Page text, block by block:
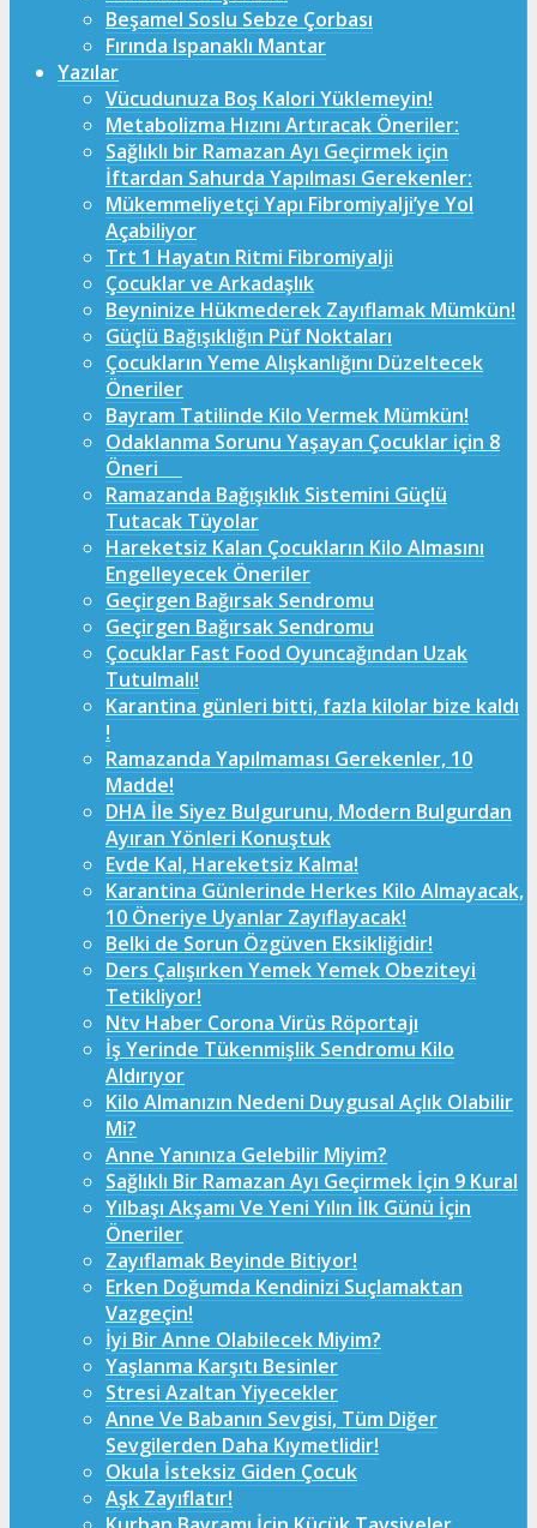
Beşamel Soslu Sebze Çorbası
Fırında Ispanaklı Mantar
Yazılar
Vücudunuza Boş Kalori Yüklemeyin!
Metabolizma Hızını Artıracak Öneriler:
Sağlıklı bir Ramazan Ayı Geçirmek için
İftardan Sahurda Yapılması Gerekenler:
Mükemmeliyetçi Yapı Fibromiyalji’ye Yol
Açabiliyor
Trt 1 Hayatın Ritmi Fibromiyalji
Çocuklar ve Arkadaşlık
Beyninize Hükmederek Zayıflamak Mümkün!
Güçlü Bağışıklığın Püf Noktaları
Çocukların Yeme Alışkanlığını Düzeltecek
Öneriler
Bayram Tatilinde Kilo Vermek Mümkün!
Odaklanma Sorunu Yaşayan Çocuklar için 8
Öneri
Ramazanda Bağışıklık Sistemini Güçlü
Tutacak Tüyolar
Hareketsiz Kalan Çocukların Kilo Almasını
Engelleyecek Öneriler
Geçirgen Bağırsak Sendromu
Geçirgen Bağırsak Sendromu
Çocuklar Fast Food Oyuncağından Uzak
Tutulmalı!
Karantina günleri bitti, fazla kilolar bize kaldı
!
Ramazanda Yapılmaması Gerekenler, 10
Madde!
DHA İle Siyez Bulgurunu, Modern Bulgurdan
Ayıran Yönleri Konuştuk
Evde Kal, Hareketsiz Kalma!
Karantina Günlerinde Herkes Kilo Almayacak,
10 Öneriye Uyanlar Zayıflayacak!
Belki de Sorun Özgüven Eksikliğidir!
Ders Çalışırken Yemek Yemek Obeziteyi
Tetikliyor!
Ntv Haber Corona Virüs Röportajı
İş Yerinde Tükenmişlik Sendromu Kilo
Aldırıyor
Kilo Almanızın Nedeni Duygusal Açlık Olabilir
Mi?
Anne Yanınıza Gelebilir Miyim?
Sağlıklı Bir Ramazan Ayı Geçirmek İçin 9 Kural
Yılbaşı Akşamı Ve Yeni Yılın İlk Günü İçin
Öneriler
Zayıflamak Beyinde Bitiyor!
Erken Doğumda Kendinizi Suçlamaktan
Vazgeçin!
İyi Bir Anne Olabilecek Miyim?
Yaşlanma Karşıtı Besinler
Stresi Azaltan Yiyecekler
Anne Ve Babanın Sevgisi, Tüm Diğer
Sevgilerden Daha Kıymetlidir!
Okula İsteksiz Giden Çocuk
Aşk Zayıflatır!